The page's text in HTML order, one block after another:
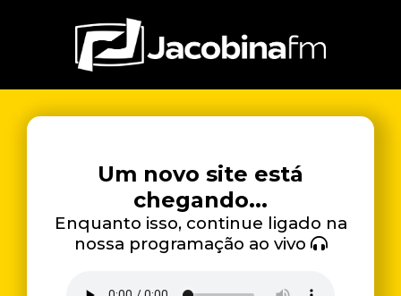
Um novo site está
chegando...
Enquanto isso, continue ligado na
nossa programação ao vivo